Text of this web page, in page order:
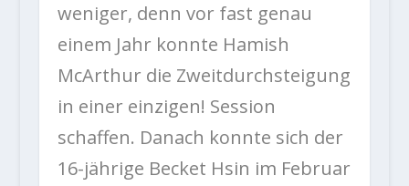
weniger, denn vor fast genau
einem Jahr konnte Hamish
McArthur die Zweitdurchsteigung
in einer einzigen! Session
schaffen. Danach konnte sich der
16-jährige Becket Hsin im Februar